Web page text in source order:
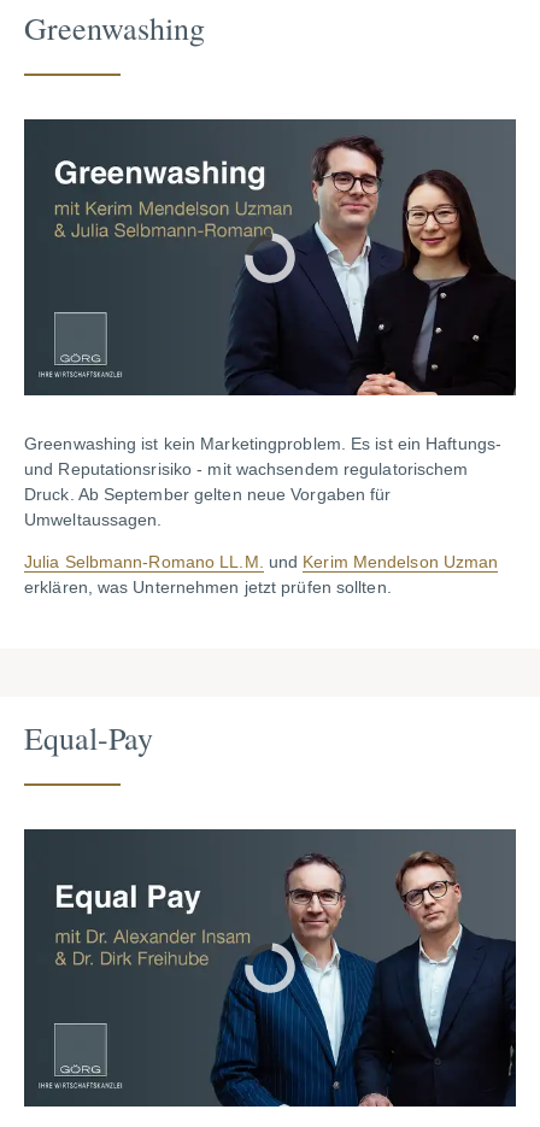
Greenwashing
Greenwashing ist kein Marketingproblem. Es ist ein Haftungs-
und Reputationsrisiko - mit wachsendem regulatorischem
Druck. Ab September gelten neue Vorgaben für
Umweltaussagen.
Julia Selbmann-Romano LL.M. und Kerim Mendelson Uzman
erklären, was Unternehmen jetzt prüfen sollten.
Equal-Pay